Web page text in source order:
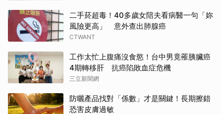
二手菸超毒！40多歲女陪夫看病醫一句「妳
風險更高」 意外查出肺腺癌
CTWANT
工作太忙上腹痛沒食慾！台中男竟罹胰臟癌
4期轉移肝 抗癌陷敗血症危機
三立新聞網
防曬產品找對「係數」才是關鍵！長期擦錯
恐害皮膚過敏